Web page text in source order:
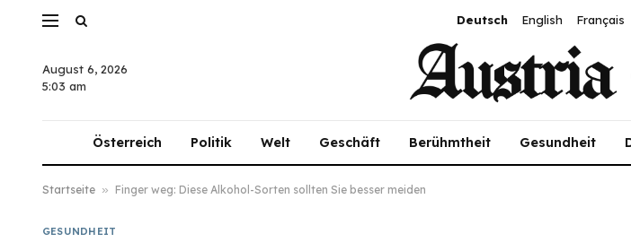
Deutsch English Français
August 6, 2026
5:03 am
Österreich Politik Welt Geschäft Berühmtheit Gesundheit
Startseite » Finger weg: Diese Alkohol-Sorten sollten Sie besser meiden
GESUNDHEIT